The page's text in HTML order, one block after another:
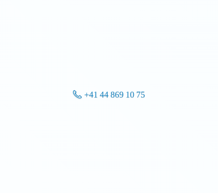
+41 44 869 10 75